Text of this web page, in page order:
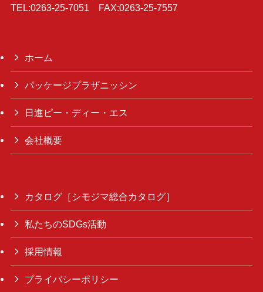
TEL:0263-25-7051 FAX:0263-25-7557
ホーム
パッケージプラザニッシン
日進ピー・ディー・エス
会社概要
カタログ［シモジマ総合カタログ］
私たちのSDGs活動
採用情報
プライバシーポリシー